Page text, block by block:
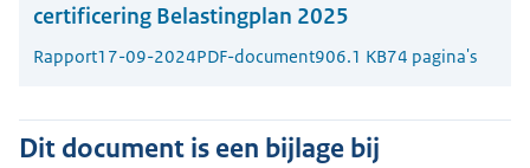
certificering Belastingplan 2025
Rapport17-09-2024PDF-document906.1 KB74 pagina's
Dit document is een bijlage bij